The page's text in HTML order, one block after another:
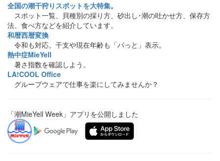
全国の潮干狩りスポットを大特集。
スポット一覧、貝種別の採り方、砂出し･潮の吐かせ方、保存方
法、食べ方などを紹介しています。
和暦西暦変換
令和も対応。干支や現在年齢も「パっと」表示。
熱中症MieYell
暑さ指数を確認しよう。
LA!COOL Office
グループウェアで仕事を楽にしてみませんか？
「潮MieYell Week」アプリを公開しました